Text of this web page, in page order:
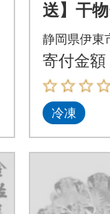
送】干
C】特ト
じ各8
の干物
静岡県伊東
寄付金額
冷凍